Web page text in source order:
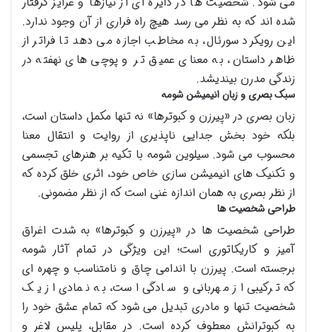
شده اند که به نظر می رسد هیچ راه فراری از آن وجود ندارد.
این رویکرد سورئال، به مخاطب اجازه می دهد تا فراتر از
ظاهر داستان، به معنای عمیق تر و پوچی های نهفته در
زندگی مدرن بیندیشد.
سبک بصری و زبان انیمیشن شومه
زبان بصری در «پیرزن و کبوترها» نه تنها مکمل داستان است،
بلکه خود بخش جدایی ناپذیری از روایت و انتقال معنا
محسوب می شود. سیلوین شومه با تکیه بر هنرهای تجسمی
و تکنیک های انیمیشن سازی خاص خود، اثری خلق کرده که
از نظر بصری به همان اندازه غنی است که از نظر مضمونی.
طراحی شخصیت ها
طراحی شخصیت ها در «پیرزن و کبوترها» به شدت اغراق
آمیز و کاریکاتوری است؛ این ویژگی در تمام آثار شومه
برجسته است. پیرزن با اندامی چاق و نامتناسب و چهره ای
که ترکیبی از مهربانی و سادگی است، به نمادی از یک
شخصیت تنها و مادری تبدیل می شود که تمام عشق خود را
به کبوترانش معطوف کرده است. در مقابل، پلیس لاغر و